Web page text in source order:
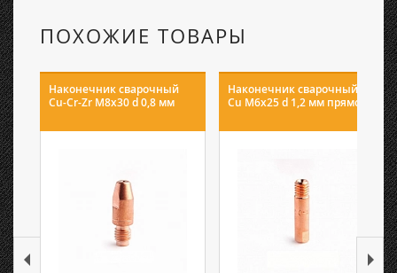
ПОХОЖИЕ ТОВАРЫ
Наконечник сварочный
Cu-Cr-Zr М8х30 d 0,8 мм
Наконечник сварочный E-
Cu М6х25 d 1,2 мм прямой